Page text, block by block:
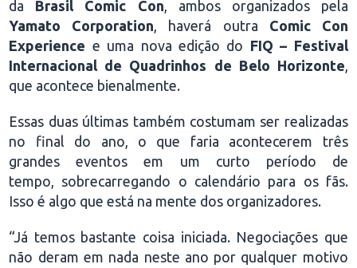
da Brasil Comic Con, ambos organizados pela
Yamato Corporation, haverá outra Comic Con
Experience e uma nova edição do FIQ – Festival
Internacional de Quadrinhos de Belo Horizonte,
que acontece bienalmente.
Essas duas últimas também costumam ser realizadas
no final do ano, o que faria acontecerem três
grandes eventos em um curto período de
tempo, sobrecarregando o calendário para os fãs.
Isso é algo que está na mente dos organizadores.
“Já temos bastante coisa iniciada. Negociações que
não deram em nada neste ano por qualquer motivo